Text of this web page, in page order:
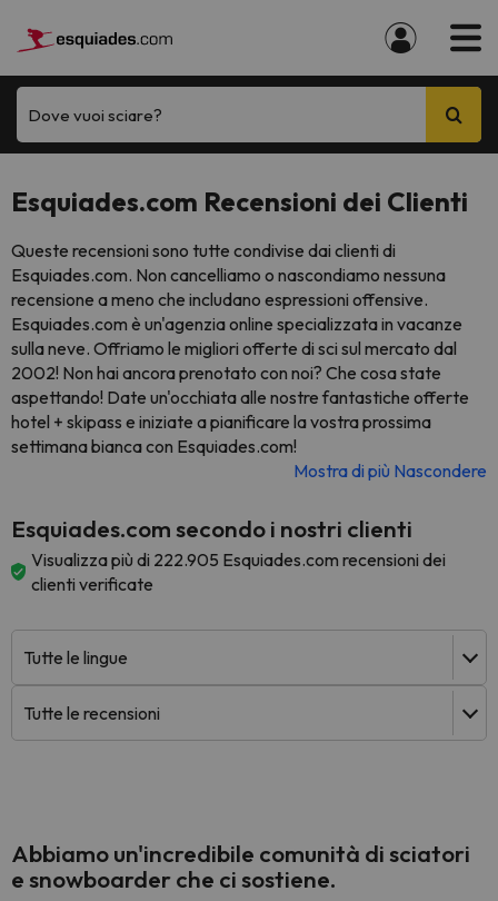
Dove vuoi sciare?
Esquiades.com Recensioni dei Clienti
Queste recensioni sono tutte condivise dai clienti di
Esquiades.com. Non cancelliamo o nascondiamo nessuna
recensione a meno che includano espressioni offensive.
Esquiades.com è un'agenzia online specializzata in vacanze
sulla neve. Offriamo le migliori offerte di sci sul mercato dal
2002! Non hai ancora prenotato con noi? Che cosa state
aspettando! Date un'occhiata alle nostre fantastiche offerte
hotel + skipass e iniziate a pianificare la vostra prossima
settimana bianca con Esquiades.com!
Mostra di più Nascondere
Esquiades.com secondo i nostri clienti
Visualizza più di 222.905 Esquiades.com recensioni dei
clienti verificate
Abbiamo un'incredibile comunità di sciatori
e snowboarder che ci sostiene.